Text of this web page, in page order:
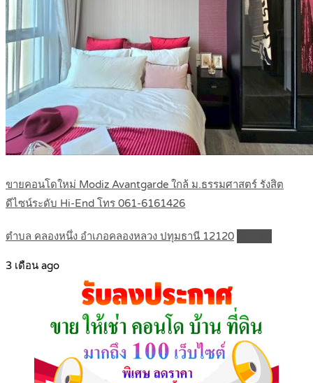
ขายคอนโดใหม่ Modiz Avantgarde ใกล้ ม.ธรรมศาสตร์ รังสิต
ดีไซน์ระดับ Hi-End โทร 061-6161426
ตำบล คลองหนึ่ง อำเภอคลองหลวง ปทุมธานี 12120
3 เดือน ago